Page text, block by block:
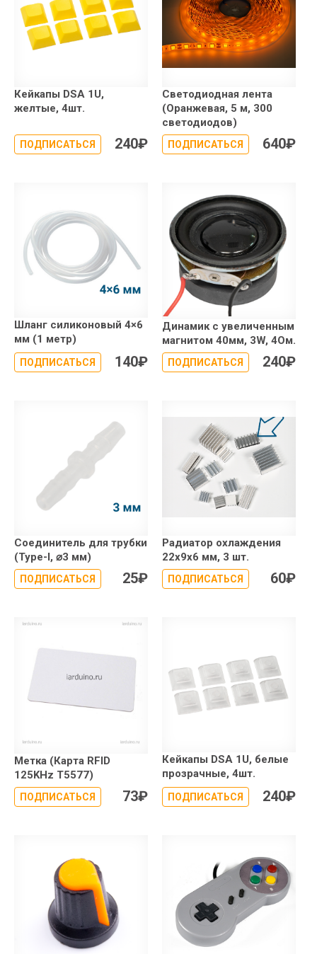
Кейкапы DSA 1U,
желтые, 4шт.
ПОДПИСАТЬСЯ 240₽
Светодиодная лента
(Оранжевая, 5 м, 300
светодиодов)
ПОДПИСАТЬСЯ 640₽
Шланг cиликоновый 4×6
мм (1 метр)
ПОДПИСАТЬСЯ 140₽
Динамик с увеличенным
магнитом 40мм, 3W, 4Ом.
ПОДПИСАТЬСЯ 240₽
Соединитель для трубки
(Type-I, ⌀3 мм)
ПОДПИСАТЬСЯ 25₽
Радиатор охлаждения
22x9x6 мм, 3 шт.
ПОДПИСАТЬСЯ 60₽
Метка (Карта RFID
125KHz T5577)
ПОДПИСАТЬСЯ 73₽
Кейкапы DSA 1U, белые
прозрачные, 4шт.
ПОДПИСАТЬСЯ 240₽